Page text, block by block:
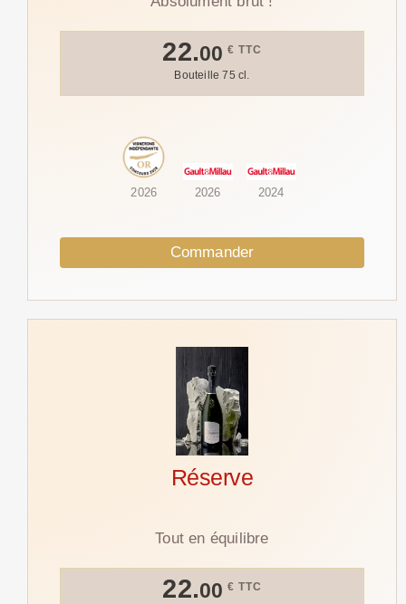
22.00 € TTC
Bouteille 75 cl.
2026 2026 2024
Commander
Réserve
Tout en équilibre
22.00 € TTC